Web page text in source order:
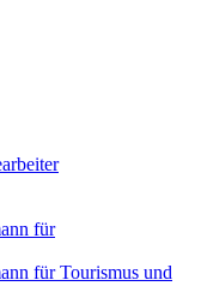
für
für Tourismus und